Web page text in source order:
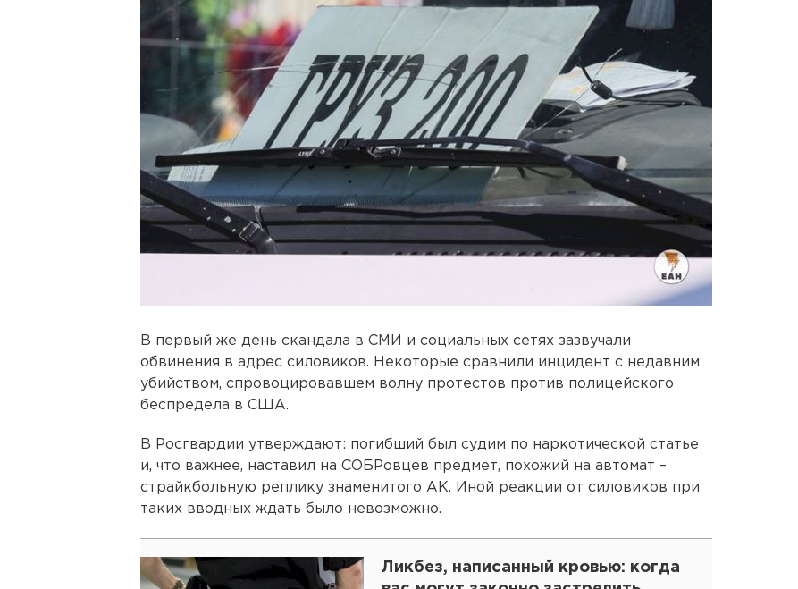
В первый же день скандала в СМИ и социальных сетях зазвучали
обвинения в адрес силовиков. Некоторые сравнили инцидент с недавним
убийством, спровоцировавшем волну протестов против полицейского
беспредела в США.
В Росгвардии утверждают: погибший был судим по наркотической статье
и, что важнее, наставил на СОБРовцев предмет, похожий на автомат –
страйкбольную реплику знаменитого АК. Иной реакции от силовиков при
таких вводных ждать было невозможно.
Ликбез, написанный кровью: когда